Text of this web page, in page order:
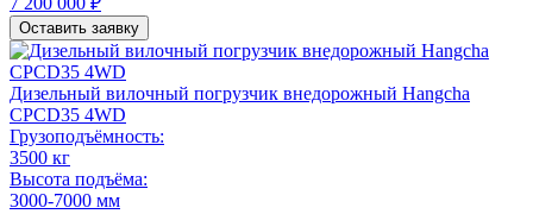
Оставить заявку
Дизельный вилочный погрузчик внедорожный Hangcha
CPCD35 4WD
Грузоподъёмность:
3500 кг
Высота подъёма:
3000-7000 мм